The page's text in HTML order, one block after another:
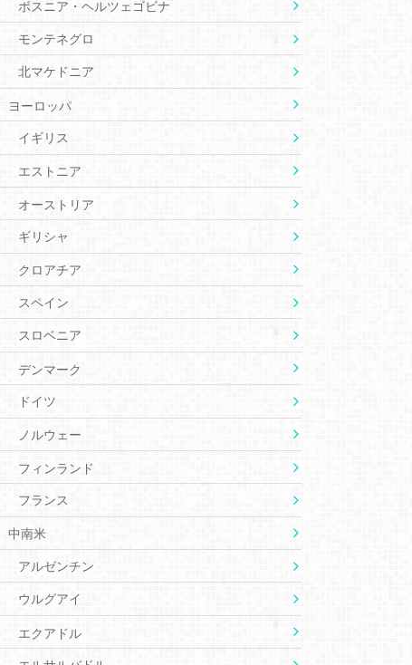
ボスニア・ヘルツェゴビナ
モンテネグロ
北マケドニア
ヨーロッパ
イギリス
エストニア
オーストリア
ギリシャ
クロアチア
スペイン
スロベニア
デンマーク
ドイツ
ノルウェー
フィンランド
フランス
中南米
アルゼンチン
ウルグアイ
エクアドル